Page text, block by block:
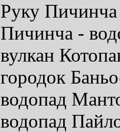
Руку Пичинча
Пичинча -
вулкан
городок
водопад
водопад